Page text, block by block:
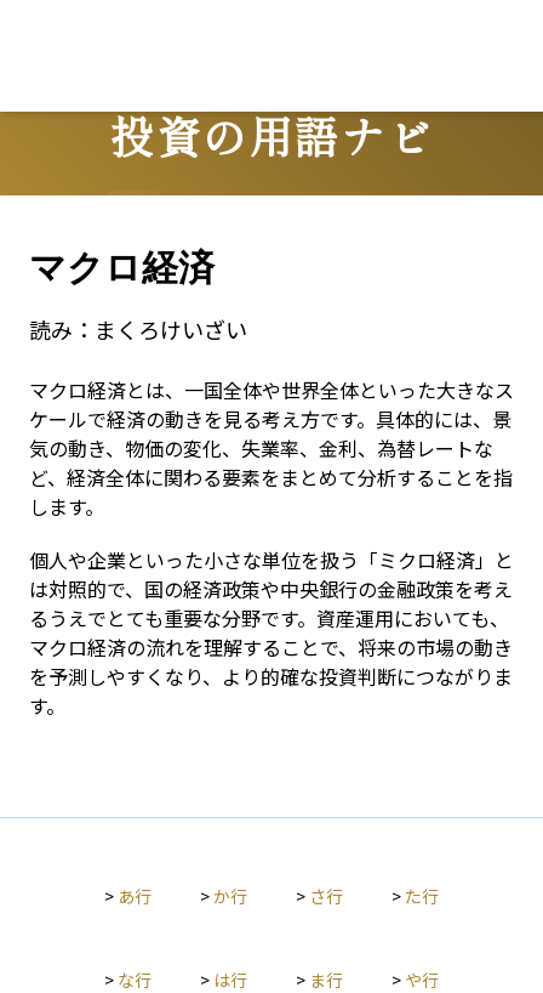
投資の用語ナビ
Terms
マクロ経済
読み： まくろけいざい
マクロ経済とは、一国全体や世界全体といった大きなス
ケールで経済の動きを見る考え方です。具体的には、景
気の動き、物価の変化、失業率、金利、為替レートな
ど、経済全体に関わる要素をまとめて分析することを指
します。
個人や企業といった小さな単位を扱う「ミクロ経済」と
は対照的で、国の経済政策や中央銀行の金融政策を考え
るうえでとても重要な分野です。資産運用においても、
マクロ経済の流れを理解することで、将来の市場の動き
を予測しやすくなり、より的確な投資判断につながりま
す。
> あ行 >か行 > さ行 > た行
> な行 > は行 > ま行 > や行